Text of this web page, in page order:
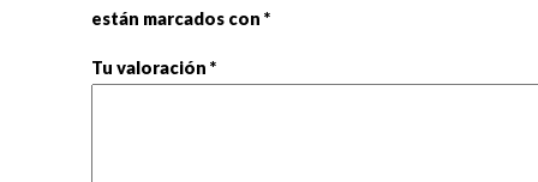
están marcados con*
Tu valoración*